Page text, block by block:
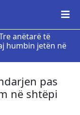
anëtarë të
humbin jetën në
pas
në shtëpi